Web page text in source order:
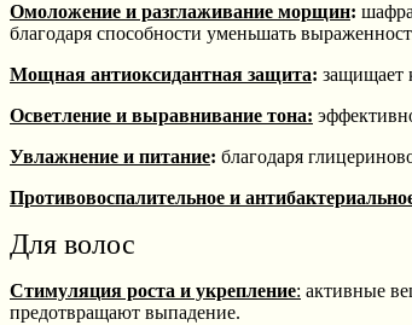
Омоложение и разглаживание морщин:
благодаря способности уменьшать
Мощная антиоксидантная защита: защищает
Осветление и выравнивание тона:
Увлажнение и питание: благодаря
Противовоспалительное и
Для волос
Стимуляция роста и укрепление: активные
предотвращают выпадение.